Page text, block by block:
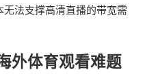
法支撑高清直播的带宽需
外体育观看难题